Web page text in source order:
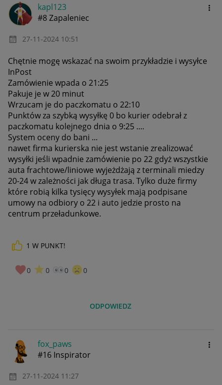
kapl123
#8 Zapaleniec
‎27-11-2024 10:51
Chętnie mogę wskazać na swoim przykładzie i wysyłce
InPost
Zamówienie wpada o 21:25
Pakuje je w 20 minut
Wrzucam je do paczkomatu o 22:10
Punktów za szybką wysyłkę 0 bo kurier odebrał z
paczkomatu kolejnego dnia o 9:25 ....
System oceny do bani ...
nawet firma kurierska nie jest wstanie zrealizować
wysyłki jeśli wpadnie zamówienie po 22 gdyż wszystkie
auta frachtowe/liniowe wyjeżdżają z terminali miedzy
20-24 w zależności jak długa trasa. Tylko duże firmy
które robią kilka tysięcy wysyłek mają podpisane
umowy na odbiory o 22 i auto jedzie prosto na
centrum przeładunkowe.
1 W PUNKT!
0 0 0 0
ODPOWIEDZ
fox_paws
#16 Inspirator
‎27-11-2024 11:27